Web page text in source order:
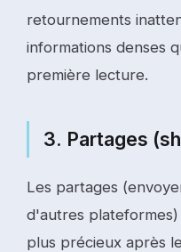
retournements
informations denses
première lecture.
3. Partages
Les partages
d'autres
plus précieux après